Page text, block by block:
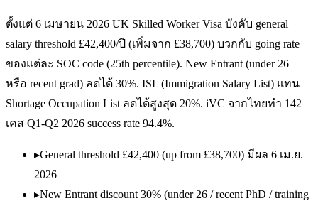
ตั้งแต่ 6 เมษายน 2026 UK Skilled Worker Visa บังคับ general
salary threshold £42,400/ปี (เพิ่มจาก £38,700) บวกกับ going rate
ของแต่ละ SOC code (25th percentile). New Entrant (under 26
หรือ recent grad) ลดได้ 30%. ISL (Immigration Salary List) แทน
Shortage Occupation List ลดได้สูงสุด 20%. iVC จากไทยทำ 142
เคส Q1-Q2 2026 success rate 94.4%.
▸General threshold £42,400 (up from £38,700) มีผล 6 เม.ย.
2026
▸New Entrant discount 30% (under 26 / recent PhD / training